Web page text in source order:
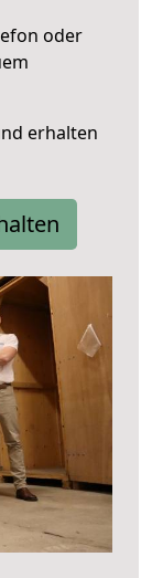
oder
erhalten